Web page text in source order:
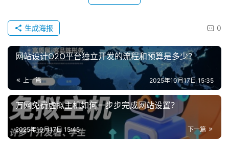
0
生成海报
网站设计O2O平台独立开发的流程和预算是多少？
上一篇 2025年10月17日 15:35
万网免费虚拟主机如何一步步完成网站设置？
下一篇
2025年10月17日 15:45